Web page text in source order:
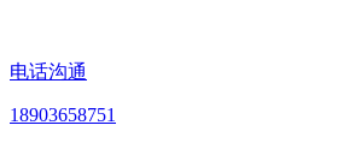
电话沟通
18903658751